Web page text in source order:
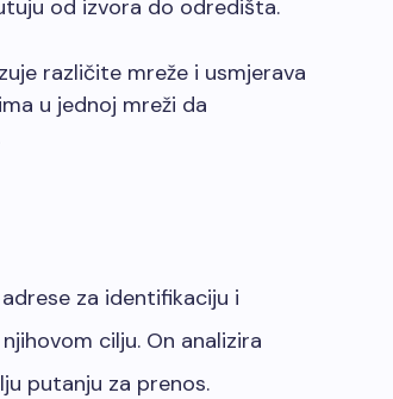
od izvora do odredišta.
različite mreže i usmjerava
u jednoj mreži da
za identifikaciju i
cilju. On analizira
putanju za prenos.